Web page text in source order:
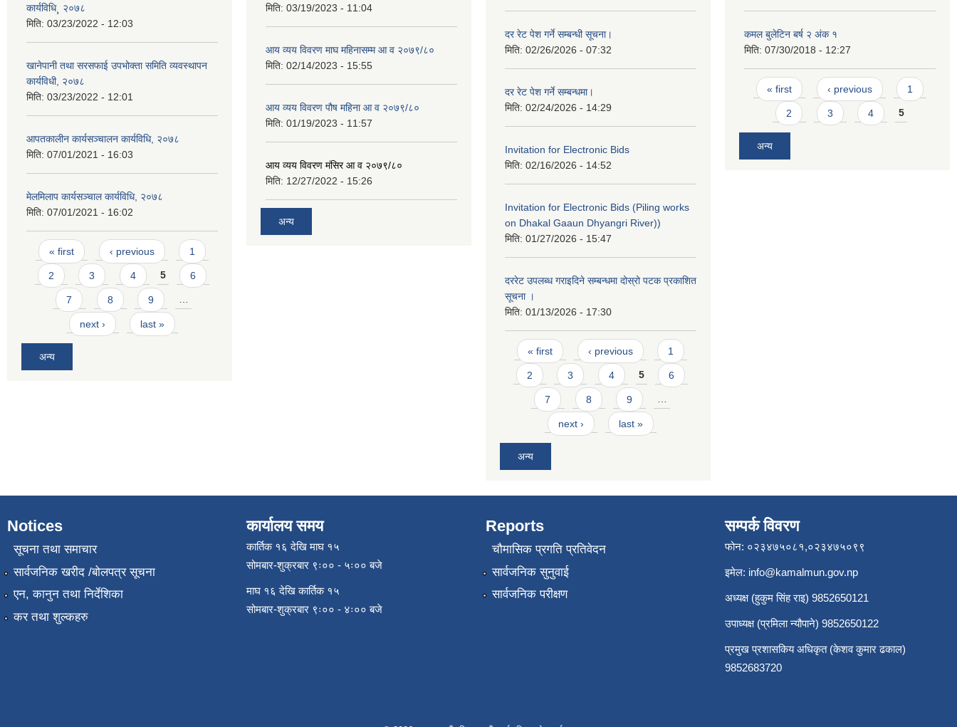
कार्यविधि¸ २०७८
मिति: 03/23/2022 - 12:03
खानेपानी तथा सरसफाई उपभोक्ता समिति व्यवस्थापन
कार्यविधी, २०७८
मिति: 03/23/2022 - 12:01
आपतकालीन कार्यसञ्चालन कार्यविधि, २०७८
मिति: 07/01/2021 - 16:03
मेलमिलाप कार्यसञ्चाल कार्यविधि, २०७८
मिति: 07/01/2021 - 16:02
Pages
« first ‹ previous 1
2 3 4 5 6
7 8 9 …
next › last »
अन्य
मिति: 03/19/2023 - 11:04
आय व्यय विवरण माघ महिनासम्म आ व २०७९/८०
मिति: 02/14/2023 - 15:55
आय व्यय विवरण पौष महिना आ व २०७९/८०
मिति: 01/19/2023 - 11:57
आय व्यय विवरण मंसिर आ व २०७९/८०
मिति: 12/27/2022 - 15:26
अन्य
दर रेट पेश गर्ने सम्बन्धी सूचना।
मिति: 02/26/2026 - 07:32
दर रेट पेश गर्ने सम्बन्धमा।
मिति: 02/24/2026 - 14:29
Invitation for Electronic Bids
मिति: 02/16/2026 - 14:52
Invitation for Electronic Bids (Piling works
on Dhakal Gaaun Dhyangri River))
मिति: 01/27/2026 - 15:47
दररेट उपलब्ध गराइदिने सम्बन्धमा दोस्रो पटक प्रकाशित
सूचना ।
मिति: 01/13/2026 - 17:30
Pages
« first ‹ previous 1
2 3 4 5 6
7 8 9 …
next › last »
अन्य
कमल बुलेटिन बर्ष २ अंक १
मिति: 07/30/2018 - 12:27
Pages
« first ‹ previous 1
2 3 4 5
अन्य
Notices
सूचना तथा समाचार
सार्वजनिक खरीद /बोलपत्र सूचना
एन, कानुन तथा निर्देशिका
कर तथा शुल्कहरु
कार्यालय समय
कार्तिक १६ देखि माघ १५
सोमबार-शुक्रबार ९ः०० - ५ः०० बजे
माघ १६ देखि कार्तिक १५
सोमबार-शुक्रबार ९ः०० - ४ः०० बजे
Reports
चौमासिक प्रगति प्रतिवेदन
सार्वजनिक सुनुवाई
सार्वजनिक परीक्षण
सम्पर्क विवरण
फोन: ०२३४७५०८१,०२३४७५०९९
इमेल: info@kamalmun.gov.np
अध्यक्ष (हुकुम सिंह राइ) 9852650121
उपाध्यक्ष (प्रमिला न्यौपाने) 9852650122
प्रमुख प्रशासकिय अधिकृत (केशव कुमार ढकाल)
9852683720